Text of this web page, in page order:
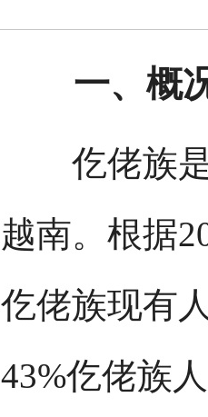
一、概
仡佬族是
越南。根据
仡佬族现有
43%仡佬族